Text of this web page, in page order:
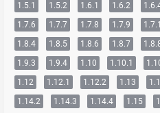
1.5.1
1.5.2 1.6.1 1.6.2
1.7.6
1.7.7 1.7.8 1.7.9
1.8.4
1.8.5 1.8.6 1.8.7
1.9.3
1.9.4 1.10 1.10.1
1.12
1.12.1 1.12.2 1.13
1.14.2
1.14.3 1.14.4 1.15